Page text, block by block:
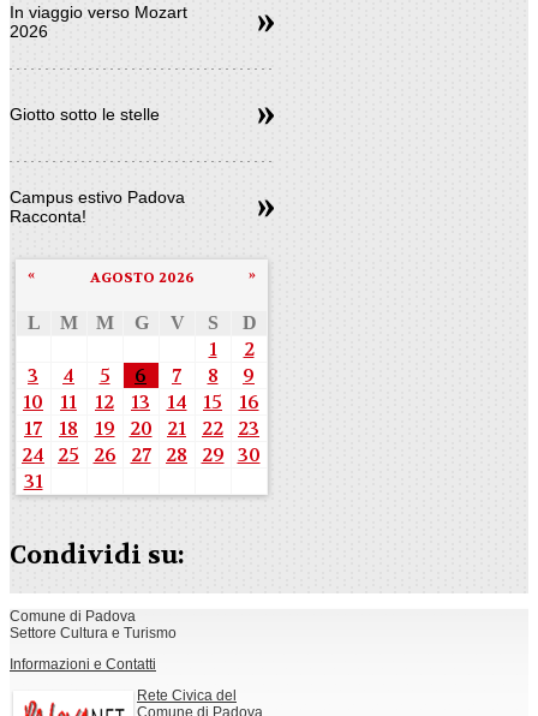
In viaggio verso Mozart
2026
Giotto sotto le stelle
Campus estivo Padova
Racconta!
AGOSTO 2026
« »
L M M G V S D
1
2
3
4 5 6 7 8
9
10
11 12 13 14 15
16
17
18 19 20 21 22
23
24
25 26 27 28 29 30
31
Condividi su:
Comune di Padova
Settore Cultura e Turismo
Informazioni e Contatti
Rete Civica del
Comune di Padova